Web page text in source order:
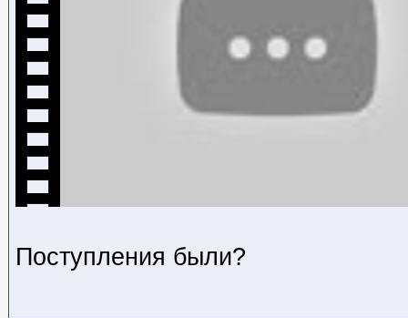
Поступления были?